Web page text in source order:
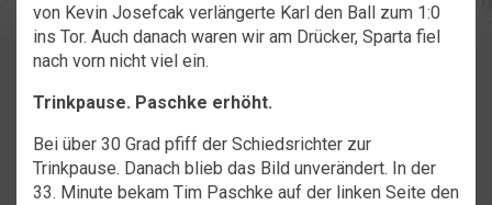
von Kevin Josefcak verlängerte Karl den Ball zum 1:0
ins Tor. Auch danach waren wir am Drücker, Sparta fiel
nach vorn nicht viel ein.
Trinkpause. Paschke erhöht.
Bei über 30 Grad pfiff der Schiedsrichter zur
Trinkpause. Danach blieb das Bild unverändert. In der
33. Minute bekam Tim Paschke auf der linken Seite den